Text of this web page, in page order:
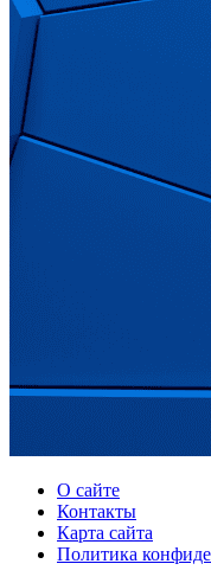
О сайте
Контакты
Карта сайта
Политика